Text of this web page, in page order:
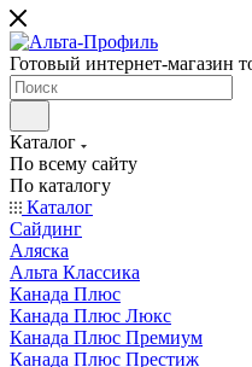
Готовый интернет-магазин
Каталог
По всему сайту
По каталогу
Каталог
Сайдинг
Аляска
Альта Классика
Канада Плюс
Канада Плюс Люкс
Канада Плюс Премиум
Канада Плюс Престиж